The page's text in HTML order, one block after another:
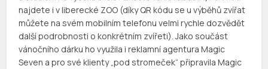
najdete i v liberecké ZOO (díky QR kódu se u výběhů zvířat
můžete na svém mobilním telefonu velmi rychle dozvědět
další podrobnosti o konkrétním zvířeti). Jako součást
vánočního dárku ho využila i reklamní agentura Magic
Seven a pro své klienty „pod stromeček“ připravila Magic